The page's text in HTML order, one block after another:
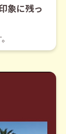
象に残っ